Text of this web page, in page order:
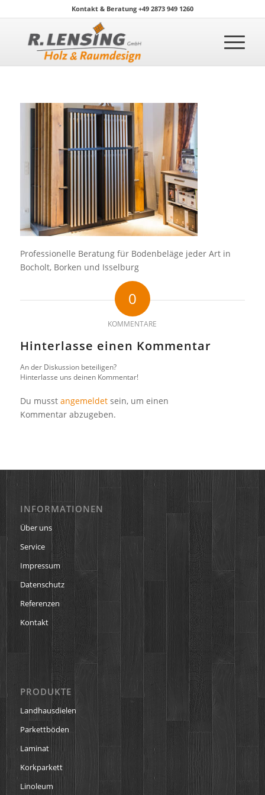
Kontakt & Beratung +49 2873 949 1260
Professionelle Beratung für Bodenbeläge jeder Art in
Bocholt, Borken und Isselburg
0
KOMMENTARE
Hinterlasse einen Kommentar
An der Diskussion beteiligen?
Hinterlasse uns deinen Kommentar!
Du musst angemeldetsein, um einen
Kommentar abzugeben.
INFORMATIONEN
Über uns
Service
Impressum
Datenschutz
Referenzen
Kontakt
PRODUKTE
Landhausdielen
Parkettböden
Laminat
Korkparkett
Linoleum